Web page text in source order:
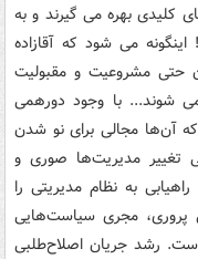
کلیدی بهره می گیرند و به
می شود که آقازاده
حتی مشروعیت و مقبولیت
می شوند... با وجود دورهمی
آن‌ها مجالی برای نو شدن
تغییر مدیریت‌ها صوری و
به نظام مدیریتی را
مجری سیاست‌هایی
رشد جریان اصلاح‌طلبی